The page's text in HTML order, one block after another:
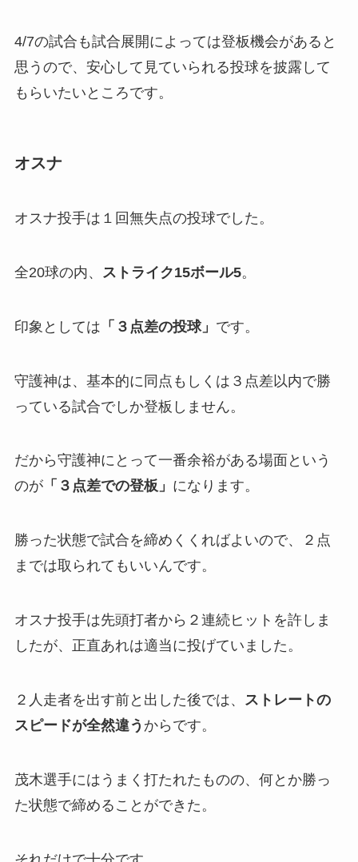
4/7の試合も試合展開によっては登板機会があると
思うので、安心して見ていられる投球を披露して
もらいたいところです。
オスナ
オスナ投手は１回無失点の投球でした。
全20球の内、 ストライク15ボール5。
印象としては 「３点差の投球」 です。
守護神は、基本的に同点もしくは３点差以内で勝
っている試合でしか登板しません。
だから守護神にとって一番余裕がある場面という
のが「３点差での登板」 になります。
勝った状態で試合を締めくくればよいので、２点
までは取られてもいいんです。
オスナ投手は先頭打者から２連続ヒットを許しま
したが、正直あれは適当に投げていました。
２人走者を出す前と出した後では、
ストレートの
スピードが全然違う からです。
茂木選手にはうまく打たれたものの、何とか勝っ
た状態で締めることができた。